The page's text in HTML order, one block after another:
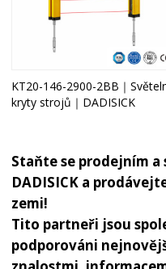
KT20-146-2900-2BB｜
kryty strojů｜DADISICK
Staňte se prodejním
DADISICK a
zemi!
Tito partneři jsou
podporováni